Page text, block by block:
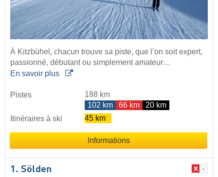
À Kitzbühel, chacun trouve sa piste, que l’on soit expert,
passionné, débutant ou simplement amateur…
En savoir plus
Pistes
188 km
102 km
66 km
20 km
Itinéraires à ski
45 km
Informations
1. Sölden